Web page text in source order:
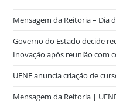
Mensagem da Reitoria – Dia
Governo do Estado decide
Inovação após reunião com
UENF anuncia criação de
Mensagem da Reitoria |